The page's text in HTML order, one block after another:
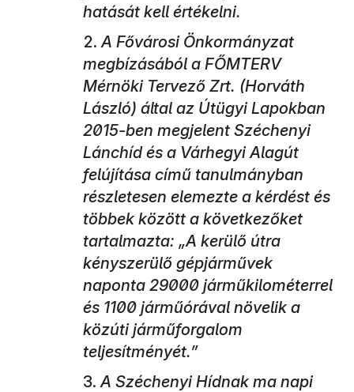
hatását kell értékelni.
A Fővárosi Önkormányzat
megbízásából a FŐMTERV
Mérnöki Tervező Zrt. (Horváth
László) által az Útügyi Lapokban
2015-ben megjelent Széchenyi
Lánchíd és a Várhegyi Alagút
felújítása című tanulmányban
részletesen elemezte a kérdést és
többek között a következőket
tartalmazta: „A kerülő útra
kényszerülő gépjárművek
naponta 29000 járműkilométerrel
és 1100 járműórával növelik a
közúti járműforgalom
teljesítményét.”
A Széchenyi Hídnak ma napi